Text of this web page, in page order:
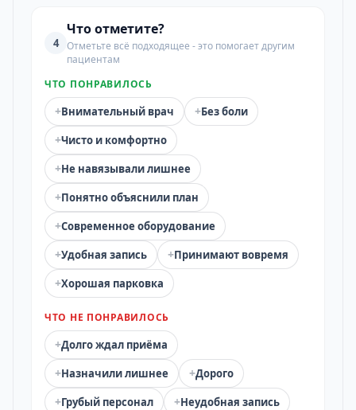
4
Что отметите?
Отметьте всё подходящее - это помогает другим
пациентам
ЧТО ПОНРАВИЛОСЬ
+Внимательный врач +Без боли
+Чисто и комфортно
+Не навязывали лишнее
+Понятно объяснили план
+Современное оборудование
+Удобная запись +Принимают вовремя
+Хорошая парковка
ЧТО НЕ ПОНРАВИЛОСЬ
+Долго ждал приёма
+Назначили лишнее +Дорого
+Грубый персонал +Неудобная запись